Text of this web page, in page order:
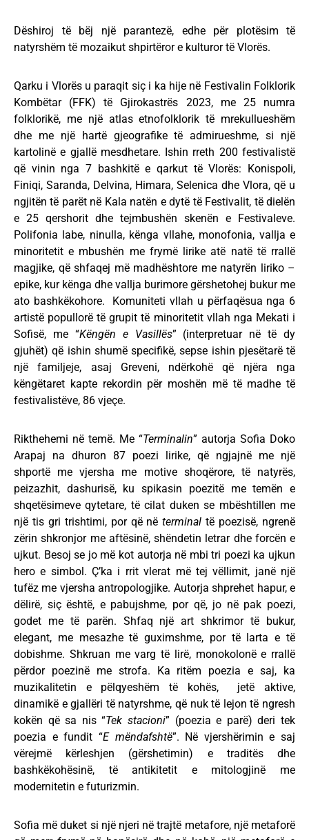
Dëshiroj të bëj një parantezë, edhe për plotësim të
natyrshëm të mozaikut shpirtëror e kulturor të Vlorës.
Qarku i Vlorës u paraqit siç i ka hije në Festivalin Folklorik
Kombëtar (FFK) të Gjirokastrës 2023, me 25 numra
folklorikë, me një atlas etnofolklorik të mrekullueshëm
dhe me një hartë gjeografike të admirueshme, si një
kartolinë e gjallë mesdhetare. Ishin rreth 200 festivalistë
që vinin nga 7 bashkitë e qarkut të Vlorës: Konispoli,
Finiqi, Saranda, Delvina, Himara, Selenica dhe Vlora, që u
ngjitën të parët në Kala natën e dytë të Festivalit, të dielën
e 25 qershorit dhe tejmbushën skenën e Festivaleve.
Polifonia labe, ninulla, kënga vllahe, monofonia, vallja e
minoritetit e mbushën me frymë lirike atë natë të rrallë
magjike, që shfaqej më madhështore me natyrën liriko –
epike, kur kënga dhe vallja burimore gërshetohej bukur me
ato bashkëkohore. Komuniteti vllah u përfaqësua nga 6
artistë popullorë të grupit të minoritetit vllah nga Mekati i
Sofisë, me “Këngën e Vasillës” (interpretuar në të dy
gjuhët) që ishin shumë specifikë, sepse ishin pjesëtarë të
një familjeje, asaj Greveni, ndërkohë që njëra nga
këngëtaret kapte rekordin për moshën më të madhe të
festivalistëve, 86 vjeçe.
Rikthehemi në temë. Me “Terminalin” autorja Sofia Doko
Arapaj na dhuron 87 poezi lirike, që ngjajnë me një
shportë me vjersha me motive shoqërore, të natyrës,
peizazhit, dashurisë, ku spikasin poezitë me temën e
shqetësimeve qytetare, të cilat duken se mbështillen me
një tis gri trishtimi, por që nëterminal të poezisë, ngrenë
zërin shkronjor me aftësinë, shëndetin letrar dhe forcën e
ujkut. Besoj se jo më kot autorja në mbi tri poezi ka ujkun
hero e simbol. Ç’ka i rrit vlerat më tej vëllimit, janë një
tufëz me vjersha antropologjike. Autorja shprehet hapur, e
dëlirë, siç është, e pabujshme, por që, jo në pak poezi,
godet me të parën. Shfaq një art shkrimor të bukur,
elegant, me mesazhe të guximshme, por të larta e të
dobishme. Shkruan me varg të lirë, monokolonë e rrallë
përdor poezinë me strofa. Ka ritëm poezia e saj, ka
muzikalitetin e pëlqyeshëm të kohës, jetë aktive,
dinamikë e gjallëri të natyrshme, që nuk të lejon të ngresh
kokën që sa nis “Tek stacioni” (poezia e parë) deri tek
poezia e fundit “E mëndafshtë”. Në vjershërimin e saj
vërejmë kërleshjen (gërshetimin) e traditës dhe
bashkëkohësinë, të antikitetit e mitologjinë me
modernitetin e futurizmin.
Sofia më duket si një njeri në trajtë metafore, një metaforë